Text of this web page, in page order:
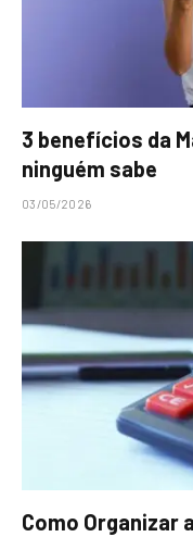
3 benefícios da
ninguém sabe
03/05/2026
Como Organizar